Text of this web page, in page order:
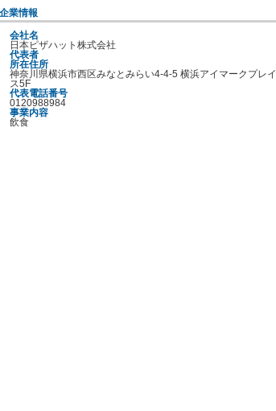
企業情報
会社名
日本ピザハット株式会社
代表者
所在住所
神奈川県横浜市西区みなとみらい4-4-5 横浜アイマークプレイ
ス5F
代表電話番号
0120988984
事業内容
飲食